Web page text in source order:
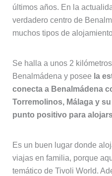
últimos años. En la
verdadero centro de
muchos tipos de
Se halla a unos 2
Benalmádena y posee la
conecta a Benalmádena
Torremolinos, Málaga y
punto positivo para
Es un buen lugar donde
viajas en familia, porque
temático de Tivoli World.